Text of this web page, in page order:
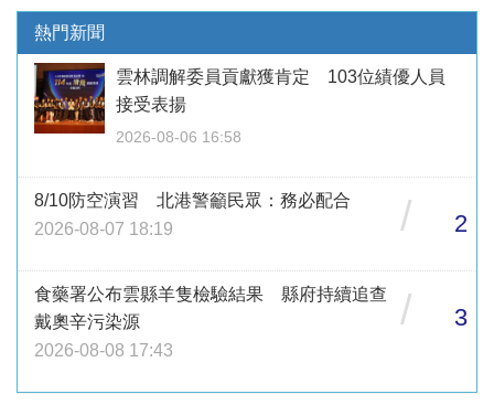
熱門新聞
雲林調解委員貢獻獲肯定 103位績優人員
接受表揚
2026-08-06 16:58
8/10防空演習 北港警籲民眾：務必配合
2026-08-07 18:19
/ 2
食藥署公布雲縣羊隻檢驗結果 縣府持續追查
戴奧辛污染源
2026-08-08 17:43
/ 3